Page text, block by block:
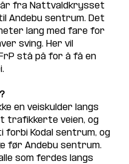
fra Nattvaldkrysset
Andebu sentrum. Det
lang med fare for
sving. Her vil
stå på for å få en
en veiskulder langs
trafikkerte veien, og
forbi Kodal sentrum, og
før Andebu sentrum.
som ferdes langs